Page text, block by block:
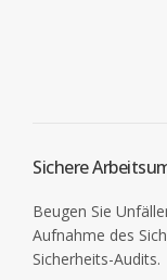
Sichere
Beugen Sie
Aufnahme des
Sicherheits-Audits.